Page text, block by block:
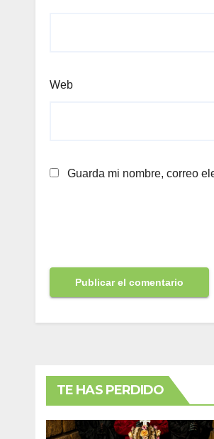
Web
Guarda mi nombre, correo
TE HAS PERDIDO